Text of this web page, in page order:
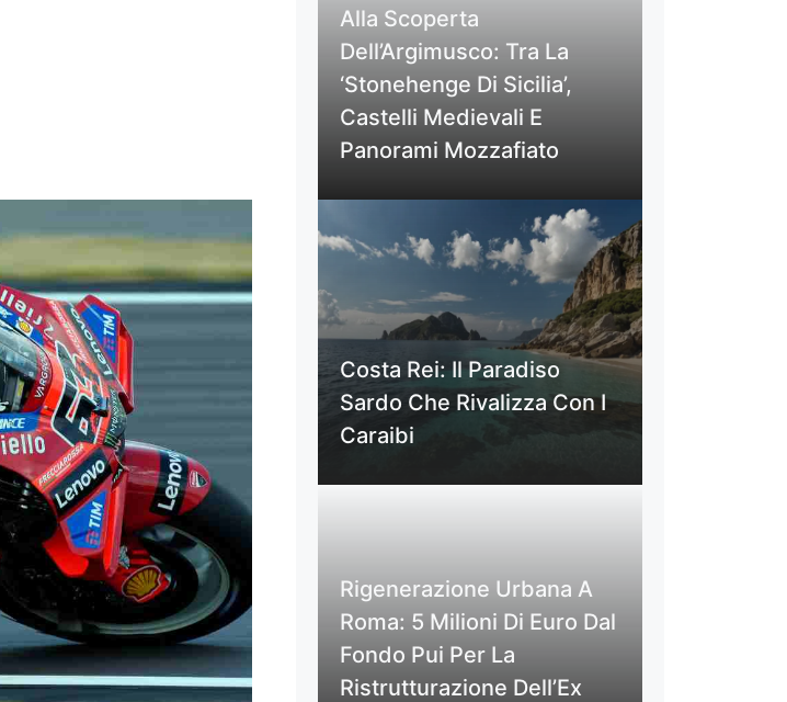
Alla Scoperta
Dell’Argimusco: Tra La
‘Stonehenge Di Sicilia’,
Castelli Medievali E
Panorami Mozzafiato
Costa Rei: Il Paradiso
Sardo Che Rivalizza Con I
Caraibi
Rigenerazione Urbana A
Roma: 5 Milioni Di Euro Dal
Fondo Pui Per La
Ristrutturazione Dell’Ex